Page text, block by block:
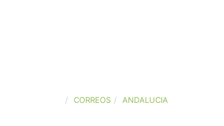
CORREOS ANDALUCIA